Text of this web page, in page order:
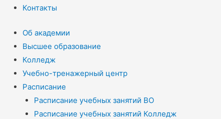
Контакты
Об академии
Высшее образование
Колледж
Учебно-тренажерный центр
Расписание
Расписание учебных занятий ВО
Расписание учебных занятий Колледж